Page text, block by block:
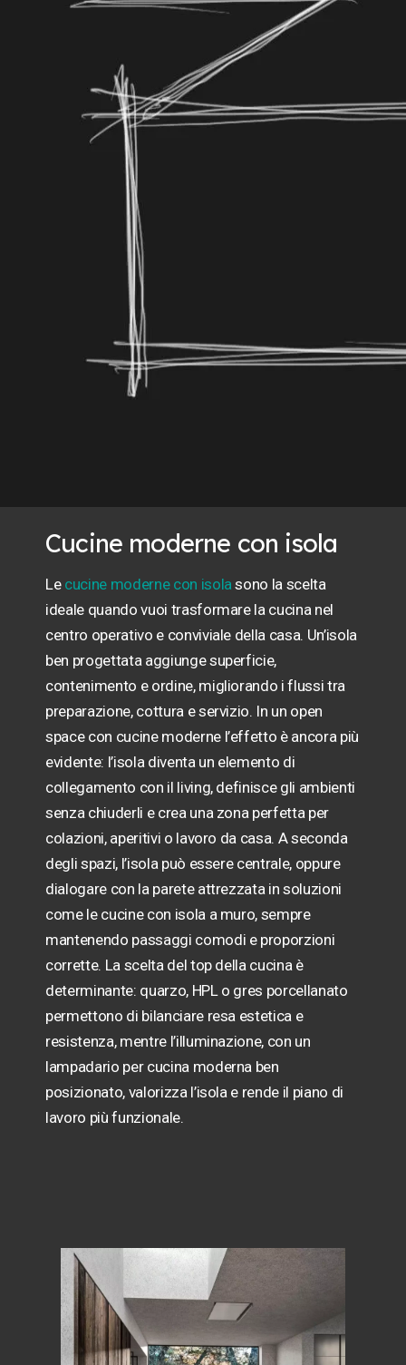
Cucine moderne con isola
Le cucine moderne con isola sono la scelta
ideale quando vuoi trasformare la cucina nel
centro operativo e conviviale della casa. Un’isola
ben progettata aggiunge superficie,
contenimento e ordine, migliorando i flussi tra
preparazione, cottura e servizio. In un open
space con cucine moderne l’effetto è ancora più
evidente: l’isola diventa un elemento di
collegamento con il living, definisce gli ambienti
senza chiuderli e crea una zona perfetta per
colazioni, aperitivi o lavoro da casa. A seconda
degli spazi, l’isola può essere centrale, oppure
dialogare con la parete attrezzata in soluzioni
come le cucine con isola a muro, sempre
mantenendo passaggi comodi e proporzioni
corrette. La scelta del top della cucina è
determinante: quarzo, HPL o gres porcellanato
permettono di bilanciare resa estetica e
resistenza, mentre l’illuminazione, con un
lampadario per cucina moderna ben
posizionato, valorizza l’isola e rende il piano di
lavoro più funzionale.